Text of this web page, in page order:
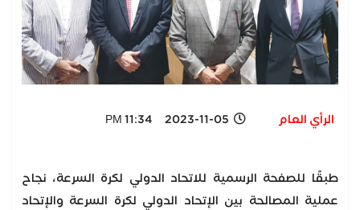
الرأي العام 2023-11-05 11:34 PM
طبقًا للصفحة الرسمية للاتحاد الدولي لكرة السرعة، نجاح
عملية المصالحة بين الإتحاد الدولي لكرة السرعة والإتحاد